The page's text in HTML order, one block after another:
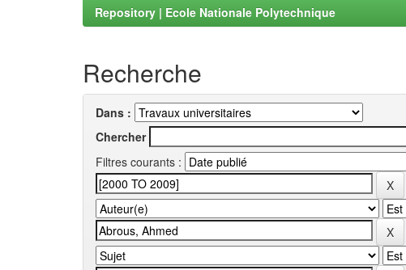
Repository | Ecole Nationale Polytechnique
Recherche
Dans :
Chercher
Filtres courants :